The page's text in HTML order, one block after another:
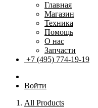
Главная
Магазин
Техника
Помощь
О нас
Запчасти
+7 (495) 774-19-19
Войти
All Products